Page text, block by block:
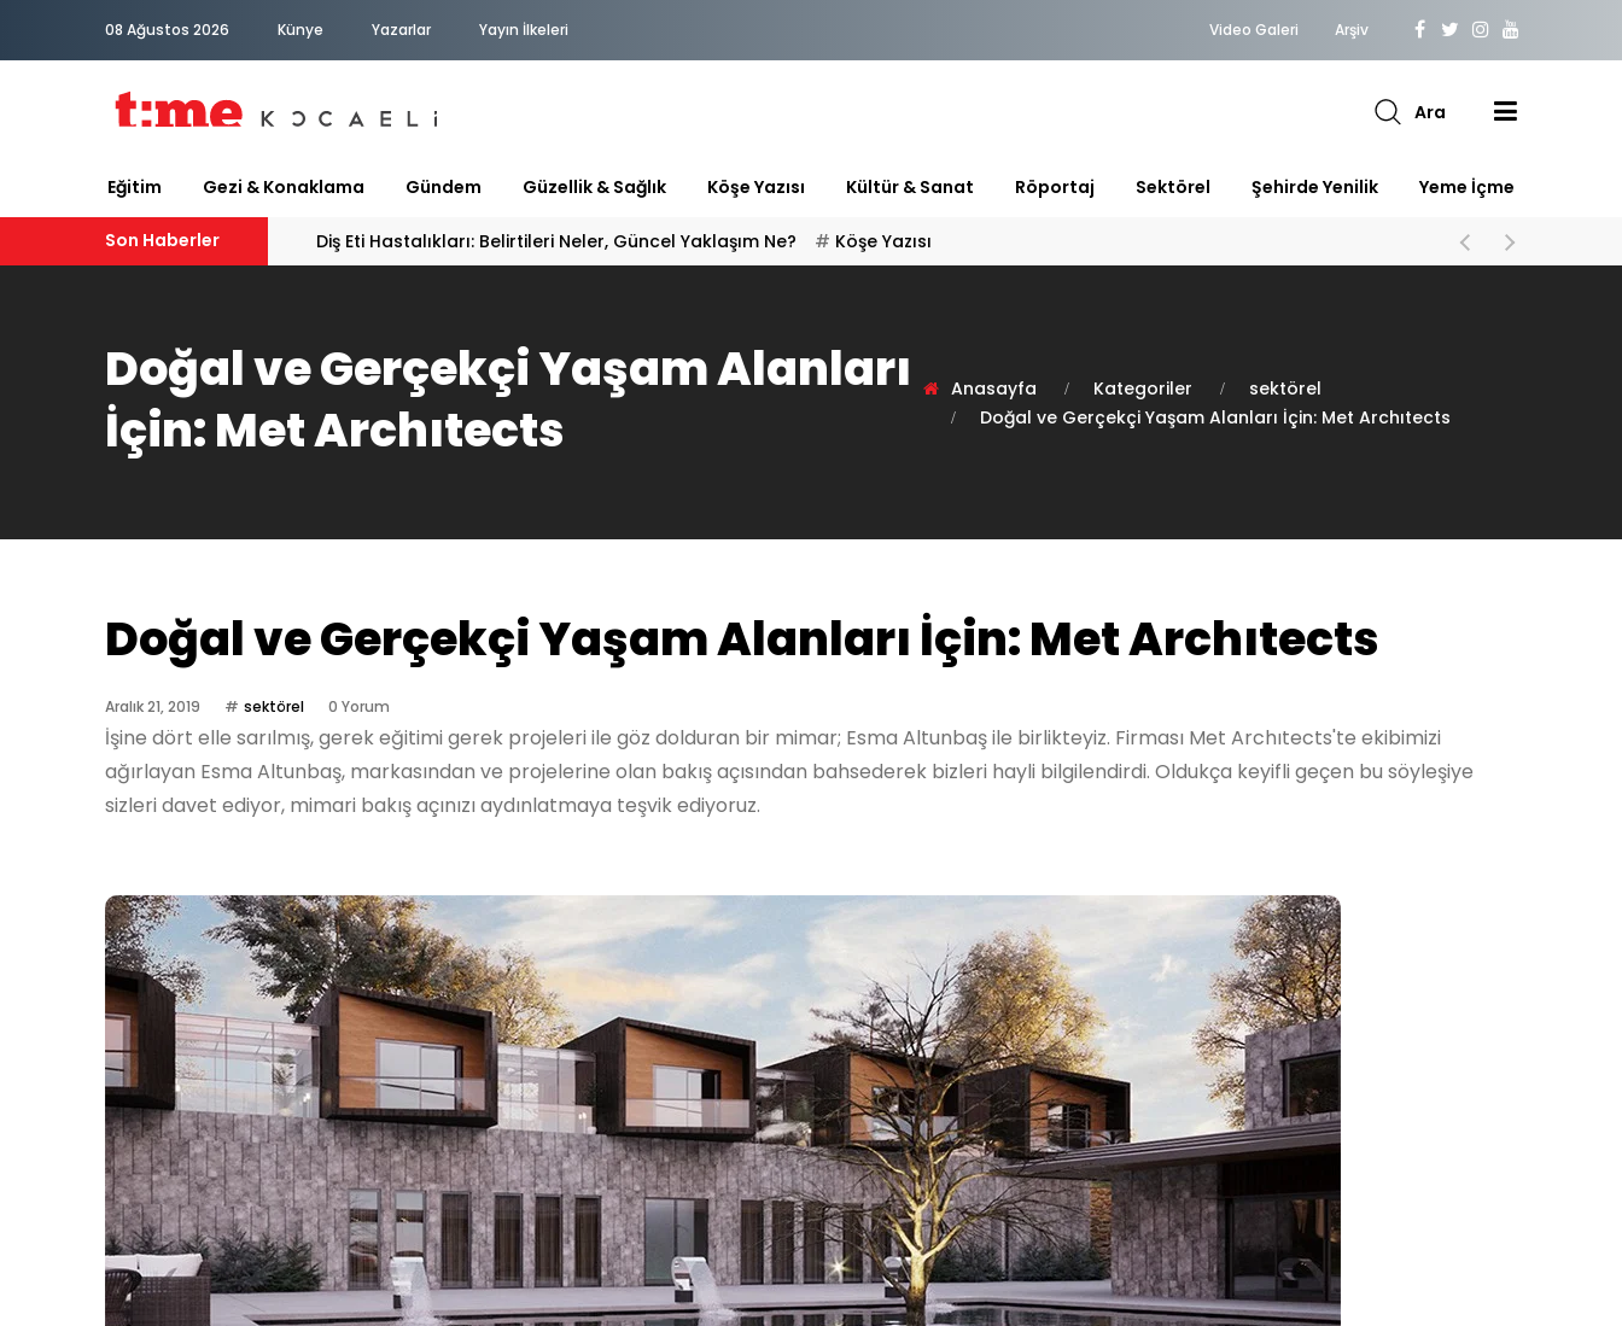
08 Ağustos 2026 Künye Yazarlar Yayın İlkeleri Video Galeri Arşiv
Ara
Eğitim Gezi & Konaklama Gündem Güzellik & Sağlık Köşe Yazısı Kültür & Sanat Röportaj Sektörel Şehirde Yenilik Yeme İçme
Son Haberler Sportif Olta Balıkçılığı: Suyun Kıyısında Bir Yaşam
Doğal ve Gerçekçi Yaşam Alanları
İçin: Met Archıtects
Anasayfa Kategoriler
sektörel
Doğal ve Gerçekçi Yaşam Alanları İçin: Met Archıtects
Doğal ve Gerçekçi Yaşam Alanları İçin: Met Archıtects
Aralık 21, 2019 sektörel 0 Yorum
İşine dört elle sarılmış, gerek eğitimi gerek projeleri ile göz dolduran bir mimar; Esma Altunbaş ile birlikteyiz. Firması Met Archıtects'te ekibimizi
ağırlayan Esma Altunbaş, markasından ve projelerine olan bakış açısından bahsederek bizleri hayli bilgilendirdi. Oldukça keyifli geçen bu söyleşiye
sizleri davet ediyor, mimari bakış açınızı aydınlatmaya teşvik ediyoruz.